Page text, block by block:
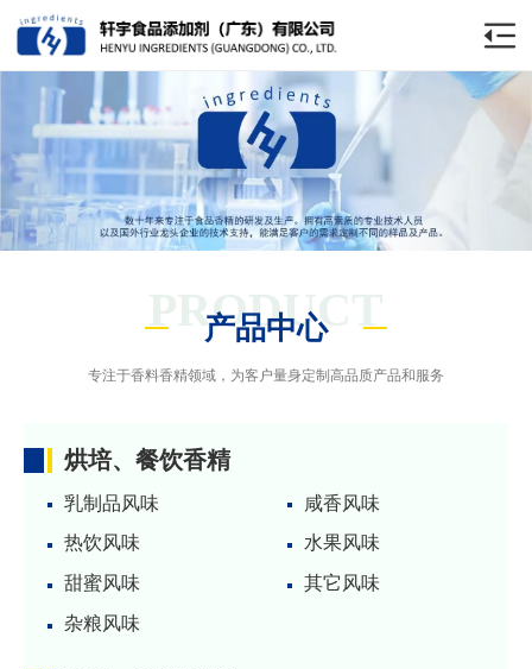
PRODUCT
产品中心
专注于香料香精领域，为客户量身定制高品质产品和服务
烘培、餐饮香精
乳制品风味
咸香风味
热饮风味
水果风味
甜蜜风味
其它风味
杂粮风味